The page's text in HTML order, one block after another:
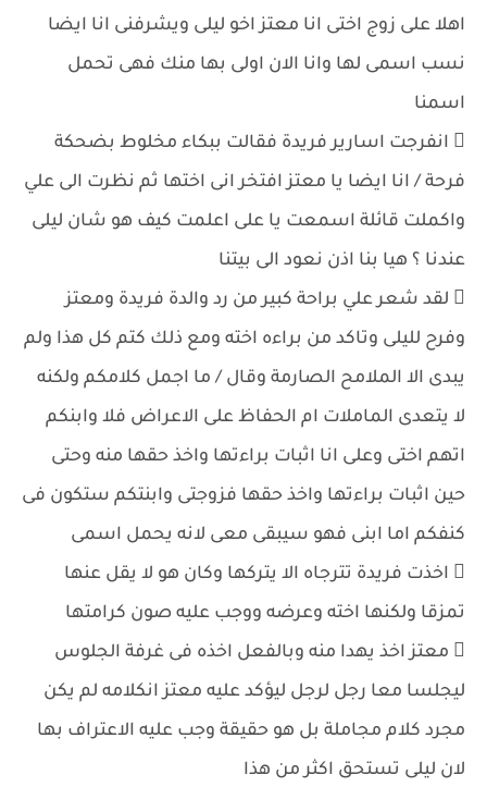
اهلا على زوج اختى انا معتز اخو ليلى ويشرفنى انا ايضا
نسب اسمى لها وانا الان اولى بها منك فهى تحمل
اسمنا
 انفرجت اسارير فريدة فقالت ببكاء مخلوط بضحكة
فرحة / انا ايضا يا معتز افتخر انى اختها ثم نظرت الى علي
واكملت قائلة اسمعت يا على اعلمت كيف هو شان ليلى
عندنا ؟ هيا بنا اذن نعود الى بيتنا
 لقد شعر علي براحة كبير من رد والدة فريدة ومعتز
وفرح لليلى وتاكد من براءه اخته ومع ذلك كتم كل هذا ولم
يبدى الا الملامح الصارمة وقال / ما اجمل كلامكم ولكنه
لا يتعدى الماملات ام الحفاظ على الاعراض فلا وابنكم
اتهم اختى وعلى انا اثبات براءتها واخذ حقها منه وحتى
حين اثبات براءتها واخذ حقها فزوجتى وابنتكم ستكون فى
كنفكم اما ابنى فهو سيبقى معى لانه يحمل اسمى
 اخذت فريدة تترجاه الا يتركها وكان هو لا يقل عنها
تمزقا ولكنها اخته وعرضه ووجب عليه صون كرامتها
 معتز اخذ يهدا منه وبالفعل اخذه فى غرفة الجلوس
ليجلسا معا رجل لرجل ليؤكد عليه معتز انكلامه لم يكن
مجرد كلام مجاملة بل هو حقيقة وجب عليه الاعتراف بها
لان ليلى تستحق اكثر من هذا